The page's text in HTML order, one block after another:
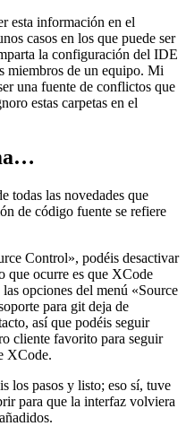
esta información en el
casos en los que puede ser
la configuración del IDE
miembros de un equipo. Mi
una fuente de conflictos que
estas carpetas en el
todas las novedades que
de código fuente se refiere
Control», podéis desactivar
que ocurre es que XCode
opciones del menú «Source
para git deja de
así que podéis seguir
cliente favorito para seguir
XCode.
los pasos y listo; eso sí, tuve
para que la interfaz volviera